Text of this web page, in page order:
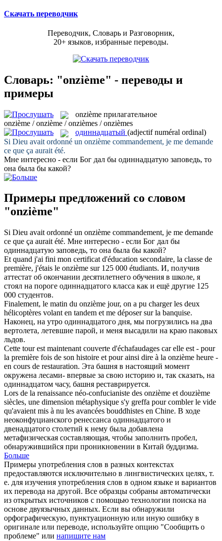
Скачать переводчик
Переводчик, Словарь и Разговорник,
20+ языков, избранные переводы.
Словарь: "onzième" - переводы и
примеры
onzième прилагательное
onzième / onzième / onzièmes / onzièmes
одиннадцатый (adjectif numéral ordinal)
Si Dieu avait ordonné un onzième commandement, je me demande
ce que ça aurait été.
Мне интересно - если Бог дал бы одиннадцатую заповедь, то
она была бы какой?
Примеры предложений со словом
"onzième"
Si Dieu avait ordonné un onzième commandement, je me demande
ce que ça aurait été. Мне интересно - если Бог дал бы
одиннадцатую заповедь, то она была бы какой?
Et quand j'ai fini mon certificat d'éducation secondaire, la classe de
première, j'étais le onzième sur 125 000 étudiants. И, получив
аттестат об окончании десятилетнего обучения в школе, я
стоял на пороге одиннадцатого класса как и ещё другие 125
000 студентов.
Finalement, le matin du onzième jour, on a pu charger les deux
hélicoptères volant en tandem et me déposer sur la banquise.
Наконец, на утро одиннадцатого дня, мы погрузились на два
вертолета, летевшие парой, и меня высадили на краю паковых
льдов.
Cette tour est maintenant couverte d'échafaudages car elle est - pour
la première fois de son histoire et pour ainsi dire à la onzième heure -
en cours de restauration. Эта башня в настоящий момент
окружена лесами- впервые за свою историю и, так сказать, на
одиннадцатом часу, башня реставрируется.
Lors de la renaissance néo-confucianiste des onzième et douzième
siècles, une dimension métaphysique s'y greffa pour combler le vide
qu'avaient mis à nu les avancées bouddhistes en Chine. В ходе
неоконфуцианского ренессанса одиннадцатого и
двенадцатого столетий к нему была добавлена
метафизическая составляющая, чтобы заполнить пробел,
обнаружившийся при проникновении в Китай буддизма.
Больше
Примеры употребления слов в разных контекстах
предоставляются исключительно в лингвистических целях, т.
е. для изучения употребления слов в одном языке и вариантов
их перевода на другой. Все образцы собраны автоматически
из открытых источников с помощью технологии поиска на
основе двуязычных данных. Если вы обнаружили
орфографическую, пунктуационную или иную ошибку в
оригинале или переводе, используйте опцию "Сообщить о
проблеме" или напишите нам